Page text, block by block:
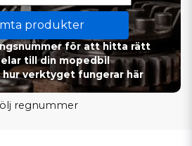
produkter
för att hitta rätt
till din mopedbil
verktyget fungerar här
regnummer